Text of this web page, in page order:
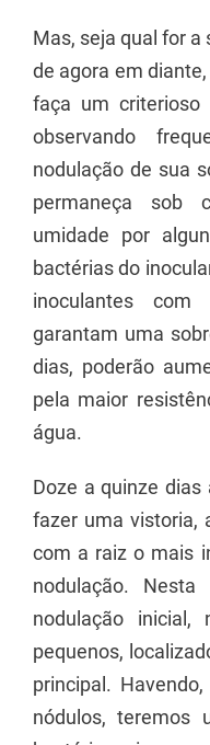
Mas, seja qual for a
de agora em
faça um criterioso
observando
nodulação de sua
permaneça sob
umidade por
bactérias do
inoculantes com
garantam uma
dias, poderão
pela maior
água.
Doze a quinze dias
fazer uma vistoria,
com a raiz o mais
nodulação.
nodulação inicial,
pequenos,
principal.
nódulos, teremos